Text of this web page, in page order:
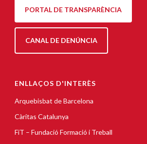
PORTAL DE TRANSPARÈNCIA
CANAL DE DENÚNCIA
ENLLAÇOS D'INTERÈS
Arquebisbat de Barcelona
Càritas Catalunya
FiT – Fundació Formació i Treball